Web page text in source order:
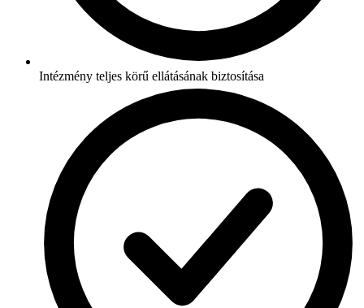
Intézmény teljes körű ellátásának biztosítása